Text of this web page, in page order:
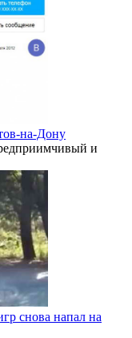
на-Дону
и
снова напал на